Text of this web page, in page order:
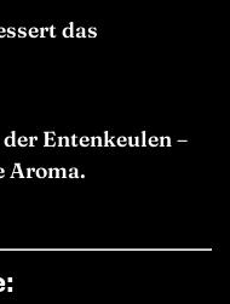
das
Entenkeulen –
Aroma.